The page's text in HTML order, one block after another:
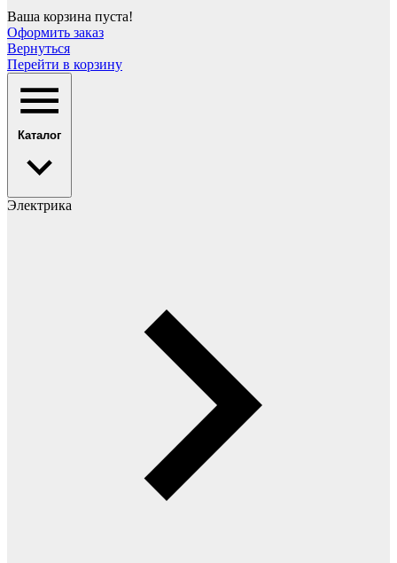
Ваша корзина пуста!
Оформить заказ
Вернуться
Перейти в корзину
Каталог
Электрика